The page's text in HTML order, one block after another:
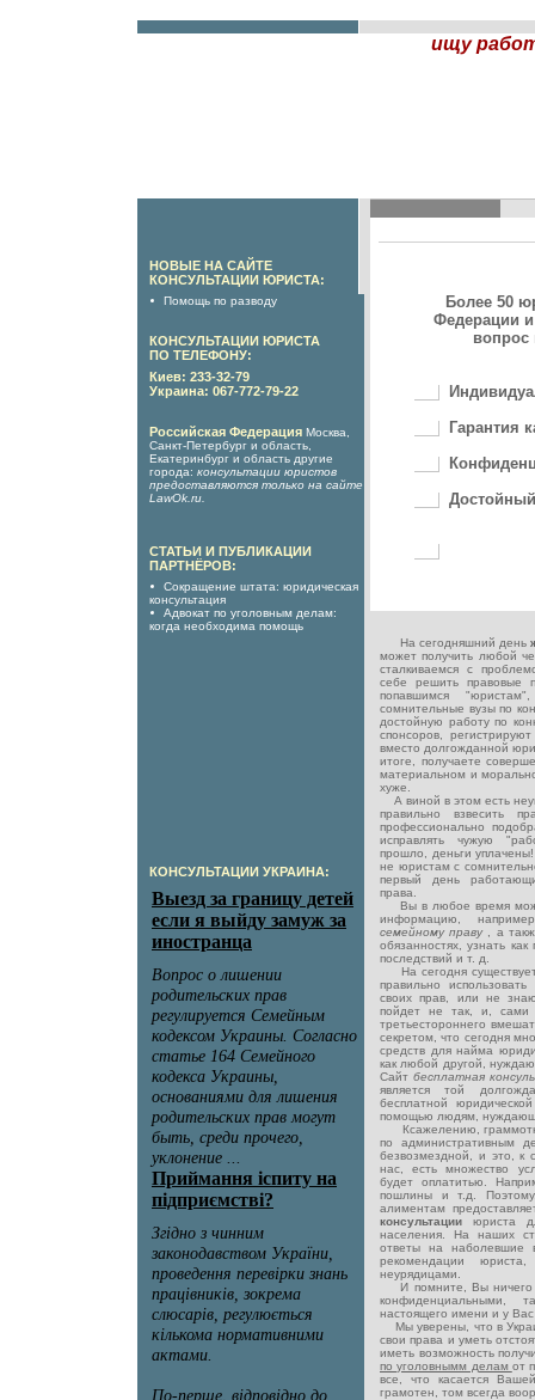
ищу
НОВЫЕ НА САЙТЕ
КОНСУЛЬТАЦИИ ЮРИСТА:
Помощь по разводу
КОНСУЛЬТАЦИИ ЮРИСТА
ПО ТЕЛЕФОНУ:
Киев: 233-32-79
Украина: 067-772-79-22
Российская Федерация Москва,
Санкт-Петербург и область,
Екатеринбург и область другие
города: консультации юристов
предоставляются только на сайте
LawOk.ru
СТАТЬИ И ПУБЛИКАЦИИ
ПАРТНЁРОВ:
Сокращение штата: юридическая
консультация
Адвокат по уголовным делам:
когда необходима помощь
КОНСУЛЬТАЦИИ УКРАИНА:
Более 50
Федерации
вопрос
Гарантия
На сегодняшний день
может получить любой
сталкиваемся с
себе решить правовые
попавшимся
сомнительные вузы по
достойную работу по
спонсоров,
вместо долгожданной
итоге, получаете
материальном и
хуже.
А виной в этом есть
правильно взвесить
профессионально
исправлять чужую
прошло, деньги
не юристам с
первый день
права.
Вы в любое время
информацию,
семейному праву
, а
обязанностях, узнать
последствий и т. д.
На сегодня
правильно
своих прав, или не
пойдет не так, и, сами
третьестороннего
секретом, что сегодня
средств для найма
как любой другой,
Сайтбесплатная
является той
бесплатной
помощью людям,
Ксажелению,
по административным
безвозмездной, и это, к
нас, есть множество
будет оплатитью.
пошлины и т.д.
алиментам
консультации юриста
населения. На наших
ответы на наболевшие
рекомендации
неурядицами.
И помните, Вы ничего
конфиденциальными,
настоящего имени и у Вас
Мы уверены, что в
свои права и уметь
иметь возможность
по уголовнымм делам от
все, что касается
грамотен, том всегда